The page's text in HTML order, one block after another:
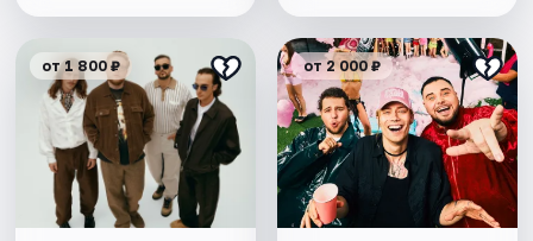
от 1 800 ₽ от 2 000 ₽